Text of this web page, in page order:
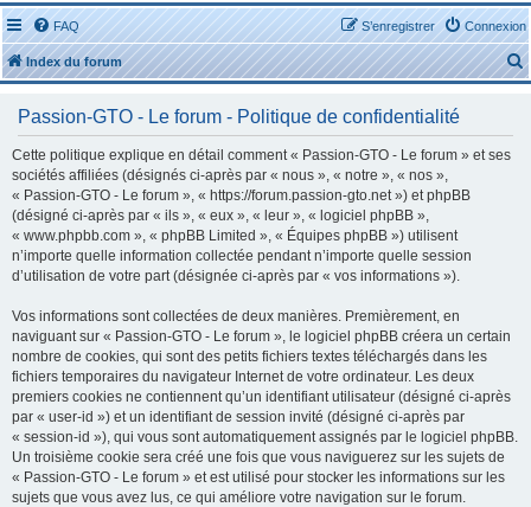
FAQ Connexion
S’enregistrer
Index du forum
e
Passion-GTO - Le forum - Politique de confidentialité
Cette politique explique en détail comment « Passion-GTO - Le forum » et ses
sociétés affiliées (désignés ci-après par « nous », « notre », « nos »,
« Passion-GTO - Le forum », « https://forum.passion-gto.net ») et phpBB
(désigné ci-après par « ils », « eux », « leur », « logiciel phpBB »,
« www.phpbb.com », « phpBB Limited », « Équipes phpBB ») utilisent
n’importe quelle information collectée pendant n’importe quelle session
d’utilisation de votre part (désignée ci-après par « vos informations »).
Vos informations sont collectées de deux manières. Premièrement, en
naviguant sur « Passion-GTO - Le forum », le logiciel phpBB créera un certain
nombre de cookies, qui sont des petits fichiers textes téléchargés dans les
fichiers temporaires du navigateur Internet de votre ordinateur. Les deux
premiers cookies ne contiennent qu’un identifiant utilisateur (désigné ci-après
par « user-id ») et un identifiant de session invité (désigné ci-après par
« session-id »), qui vous sont automatiquement assignés par le logiciel phpBB.
Un troisième cookie sera créé une fois que vous naviguerez sur les sujets de
« Passion-GTO - Le forum » et est utilisé pour stocker les informations sur les
sujets que vous avez lus, ce qui améliore votre navigation sur le forum.